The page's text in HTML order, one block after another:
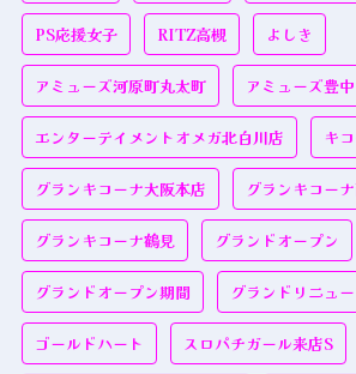
PS応援女子 RITZ高槻 よしき
アミューズ河原町丸太町 アミューズ豊中
エンターテイメントオメガ北白川店 キ
グランキコーナ大阪本店 グランキコー
グランキコーナ鶴見 グランドオープン
グランドオープン期間 グランドリニュ
ゴールドハート スロパチガール来店S